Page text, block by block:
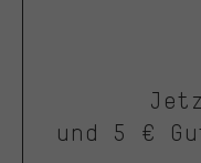
und 5 €